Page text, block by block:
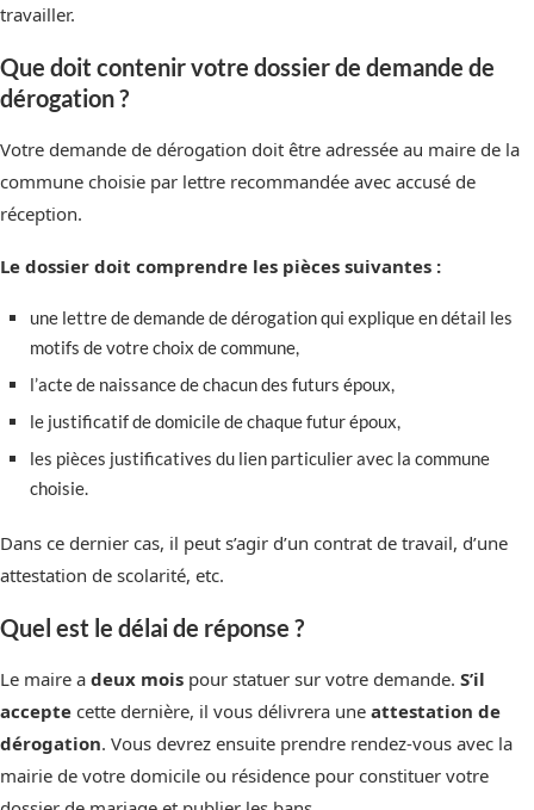
travailler.
Que doit contenir votre dossier de demande de
dérogation ?
Votre demande de dérogation doit être adressée au maire de la
commune choisie par lettre recommandée avec accusé de
réception.
Le dossier doit comprendre les pièces suivantes :
une lettre de demande de dérogation qui explique en détail les
motifs de votre choix de commune,
l’acte de naissance de chacun des futurs époux,
le justificatif de domicile de chaque futur époux,
les pièces justificatives du lien particulier avec la commune
choisie.
Dans ce dernier cas, il peut s’agir d’un contrat de travail, d’une
attestation de scolarité, etc.
Quel est le délai de réponse ?
Le maire a deux mois pour statuer sur votre demande. S’il
accepte cette dernière, il vous délivrera une attestation de
dérogation. Vous devrez ensuite prendre rendez-vous avec la
mairie de votre domicile ou résidence pour constituer votre